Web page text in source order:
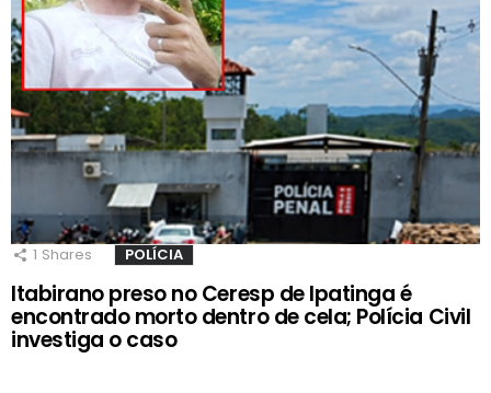
1 Shares POLÍCIA
Itabirano preso no Ceresp de Ipatinga é
encontrado morto dentro de cela; Polícia Civil
investiga o caso